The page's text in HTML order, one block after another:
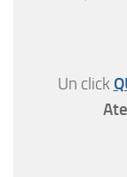
Un click